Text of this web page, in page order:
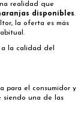
realidad que
disponibles.
la oferta es más
la calidad del
para el consumidor y
siendo una de las